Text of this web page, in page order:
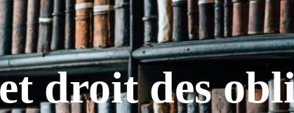
droit des